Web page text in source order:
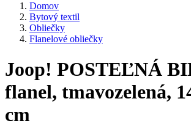
Domov
Bytový textil
Obliečky
Flanelové obliečky
Joop! POSTEĽNÁ
flanel, tmavozelená,
cm